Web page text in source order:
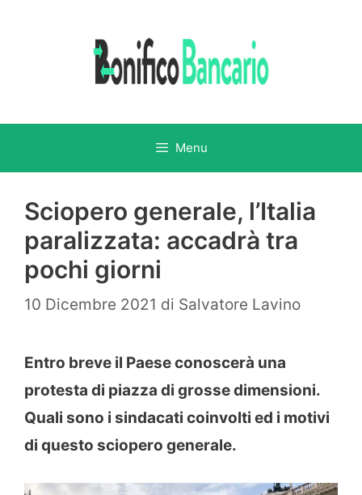
Menu
Sciopero generale, l’Italia
paralizzata: accadrà tra
pochi giorni
10 Dicembre 2021 di Salvatore Lavino
Entro breve il Paese conoscerà una
protesta di piazza di grosse dimensioni.
Quali sono i sindacati coinvolti ed i motivi
di questo sciopero generale.